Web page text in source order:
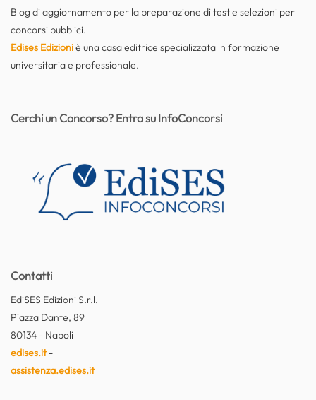
Blog di aggiornamento per la preparazione di test e selezioni per
concorsi pubblici.
Edises Edizioniè una casa editrice specializzata in formazione
universitaria e professionale.
Contatti
EdiSES Edizioni S.r.l.
Piazza Dante, 89
80134 - Napoli
edises.it-
assistenza.edises.it
Cerchi un Concorso? Entra su InfoConcorsi